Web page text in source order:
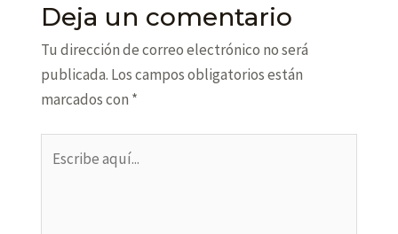
Deja un comentario
Tu dirección de correo electrónico no será
publicada. Los campos obligatorios están
marcados con *